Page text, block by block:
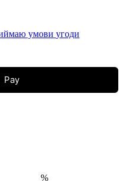
умови угоди
Pay
%